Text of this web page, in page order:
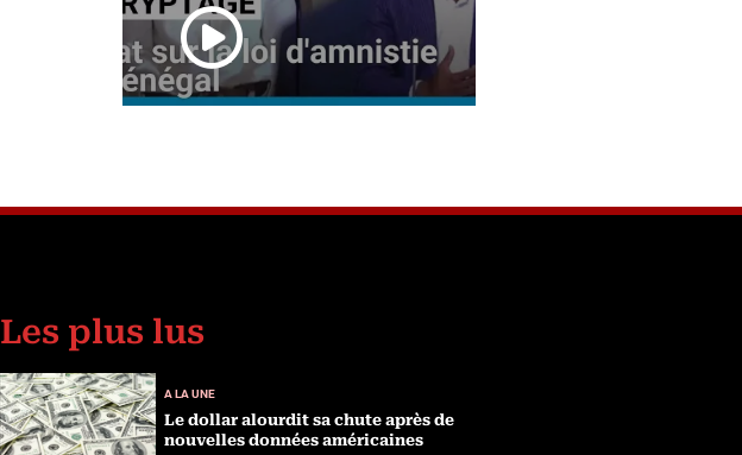
Les plus lus
A LA UNE
Le dollar alourdit sa chute après de
nouvelles données américaines